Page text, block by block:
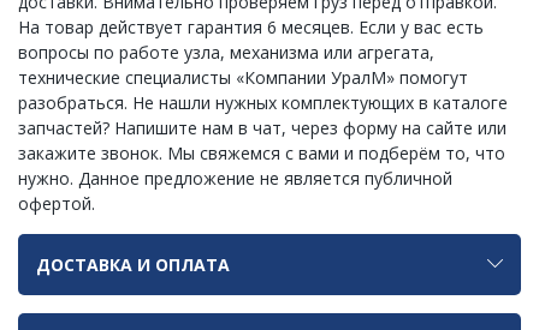
На товар действует гарантия 6 месяцев. Если у вас есть
вопросы по работе узла, механизма или агрегата,
технические специалисты «Компании УралМ» помогут
разобраться. Не нашли нужных комплектующих в каталоге
запчастей? Напишите нам в чат, через форму на сайте или
закажите звонок. Мы свяжемся с вами и подберём то, что
нужно. Данное предложение не является публичной
офертой.
ДОСТАВКА И ОПЛАТА